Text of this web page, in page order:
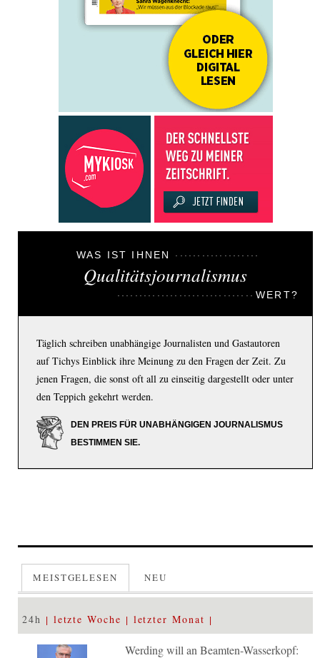
WAS IST IHNEN
Qualitätsjournalismus
WERT?
Täglich schreiben unabhängige Journalisten und Gastautoren
auf Tichys Einblick ihre Meinung zu den Fragen der Zeit. Zu
jenen Fragen, die sonst oft all zu einseitig dargestellt oder unter
den Teppich gekehrt werden.
DEN PREIS FÜR UNABHÄNGIGEN JOURNALISMUS
BESTIMMEN SIE.
MEISTGELESEN NEU
24h letzte Woche letzter Monat
Werding will an Beamten-Wasserkopf: